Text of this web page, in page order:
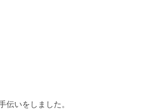
いをしました。